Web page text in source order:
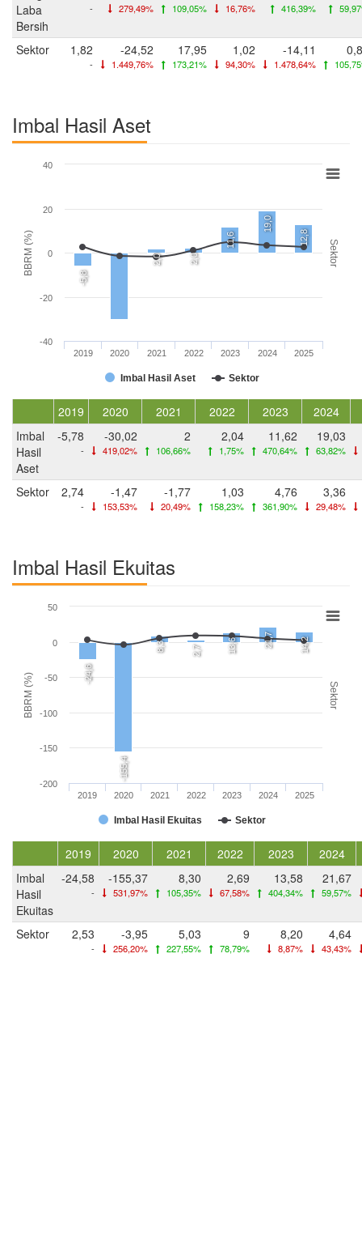
Laba
Bersih
- 279,49% 109,05% 16,76% 416,39%
Sektor 1,82
-
-24,52
1.449,76%
17,95
173,21%
1,02
94,30%
-14,11
1.478,64%
Imbal Hasil Aset
BBRM (%) Sektor
-5,8
2,0 2,0
11,6
19,0
12,8
Imbal Hasil Aset Sektor
2019 2020 2021 2022 2023 2024 2025
-40
-20
0
20
40
2019 2020 2021 2022 2023 2024
Imbal
Hasil
Aset
-5,78
-
-30,02
419,02%
2
106,66%
2,04
1,75%
11,62
470,64%
19,03
63,82%
Sektor 2,74
-
-1,47
153,53%
-1,77
20,49%
1,03
158,23%
4,76
361,90%
3,36
29,48%
Imbal Hasil Ekuitas
BBRM (%) Sektor
-24,6
-155,4
8,3 2,7 13,6 21,7 14,2
Imbal Hasil Ekuitas Sektor
2019 2020 2021 2022 2023 2024 2025
-200
-150
-100
-50
0
50
2019 2020 2021 2022 2023
2024
Imbal
Hasil
Ekuitas
-24,58
-
-155,37
531,97%
8,30
105,35%
2,69
67,58%
13,58
404,34%
21,67
59,57%
Sektor 2,53
-
-3,95
256,20%
5,03
227,55%
9
78,79%
8,20
8,87%
4,64
43,43%